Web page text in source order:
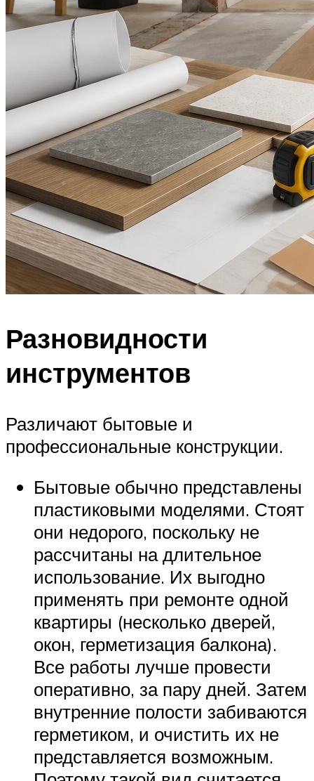
Разновидности
инструментов
Различают бытовые и
профессиональные конструкции.
Бытовые обычно представлены
пластиковыми моделями. Стоят
они недорого, поскольку не
рассчитаны на длительное
использование. Их выгодно
применять при ремонте одной
квартиры (несколько дверей,
окон, герметизация балкона).
Все работы лучше провести
оперативно, за пару дней. Затем
внутренние полости забиваются
герметиком, и очистить их не
представляется возможным.